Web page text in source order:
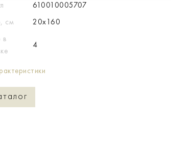
610010005707
см
20x160
в
4